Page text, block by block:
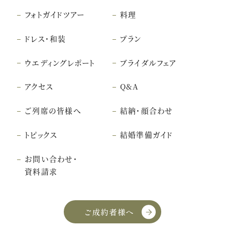
フォトガイドツアー 料理
ドレス・和装 プラン
ウエディングレポート ブライダルフェア
アクセス Q&A
ご列席の皆様へ 結納・顔合わせ
トピックス 結婚準備ガイド
お問い合わせ・
資料請求
ご成約者様へこちら